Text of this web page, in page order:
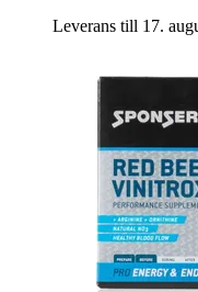
Leverans till 17.